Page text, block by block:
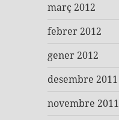
març 2012
febrer 2012
gener 2012
desembre 2011
novembre 2011